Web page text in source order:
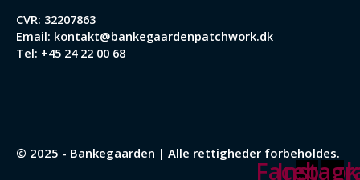
CVR: 32207863
Email: kontakt@bankegaardenpatchwork.dk
Tel: +45 24 22 00 68
© 2025 - Bankegaarden | Alle rettigheder forbeholdes.
Facebook